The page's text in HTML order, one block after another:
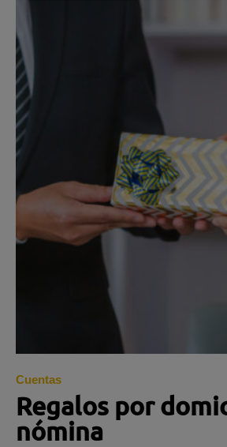
Cuentas
Regalos por
nómina